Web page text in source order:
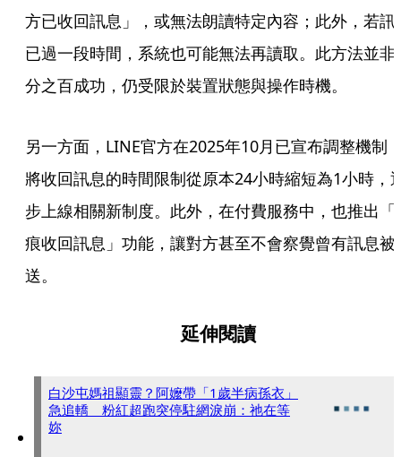
方已收回訊息」，或無法朗讀特定內容；此外，若訊
已過一段時間，系統也可能無法再讀取。此方法並非
分之百成功，仍受限於裝置狀態與操作時機。
另一方面，LINE官方在2025年10月已宣布調整機制
將收回訊息的時間限制從原本24小時縮短為1小時，
步上線相關新制度。此外，在付費服務中，也推出「
痕收回訊息」功能，讓對方甚至不會察覺曾有訊息被
送。
延伸閱讀
白沙屯媽祖顯靈？阿嬤帶「1歲半病孫衣」
急追轎 粉紅超跑突停駐網淚崩：祂在等
妳